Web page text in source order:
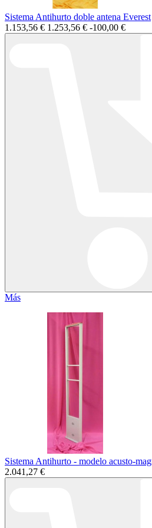
Sistema Antihurto doble antena Everest
1.153,56 € 1.253,56 € -100,00 €
Más
Sistema Antihurto - modelo acusto-
2.041,27 €